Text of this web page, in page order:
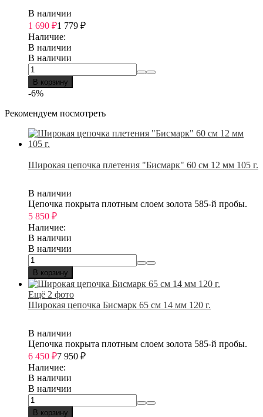
В наличии
1 690 ₽1 779 ₽
Наличие:
В наличии
В наличии
В корзину
-6%
Рекомендуем посмотреть
Широкая цепочка плетения "Бисмарк" 60 см 12 мм 105 г.
В наличии
Цепочка покрыта плотным слоем золота 585-й пробы.
5 850 ₽
Наличие:
В наличии
В наличии
В корзину
Ещё 2 фото
Широкая цепочка Бисмарк 65 см 14 мм 120 г.
В наличии
Цепочка покрыта плотным слоем золота 585-й пробы.
6 450 ₽7 950 ₽
Наличие:
В наличии
В наличии
В корзину